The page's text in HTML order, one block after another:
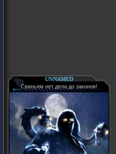
UNNAMED
Свиньям нет дела до законов!